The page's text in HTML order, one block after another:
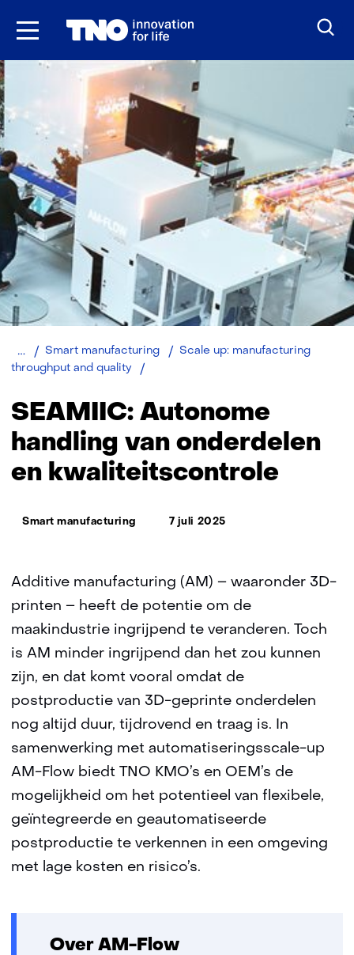
Ga
Home Smart manufacturing
Scale up: manufacturing
throughput and quality
handling
van
en
kwaliteitscontrole
SEAMIIC: Autonome
handling van onderdelen
en kwaliteitscontrole
Thema:
Smart manufacturing 7 juli 2025
Additive manufacturing (AM) – waaronder 3D-
printen – heeft de potentie om de
maakindustrie ingrijpend te veranderen. Toch
is AM minder ingrijpend dan het zou kunnen
zijn, en dat komt vooral omdat de
postproductie van 3D-geprinte onderdelen
nog altijd duur, tijdrovend en traag is. In
samenwerking met automatiseringsscale-up
AM-Flow biedt TNO KMO’s en OEM’s de
mogelijkheid om het potentieel van flexibele,
geïntegreerde en geautomatiseerde
postproductie te verkennen in een omgeving
met lage kosten en risico’s.
Over AM-Flow